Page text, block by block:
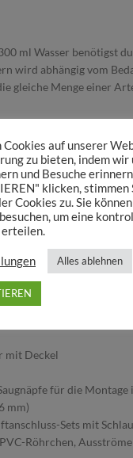
ml Wasser benötigst
wird abhängig vom
gleiche Menge einer
Nauplien
oder im Aquarium
Jungfische
wird eine
enthalten! Wird
ist ebenfalls ein
mit Deckel
für die
mm)
Sets mit
Röhrchen,
auf unserer
zu bieten, indem wir
und Besuche
klicken, stimmen
Cookies zu. Sie
um eine
erteilen.
Alles ablehnen